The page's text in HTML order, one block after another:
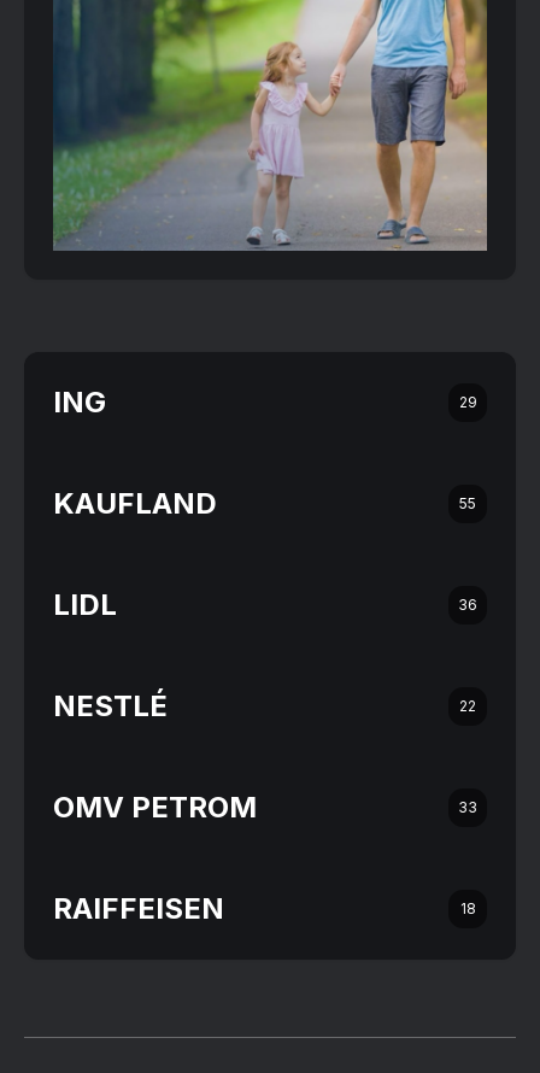
ING 29
KAUFLAND 55
LIDL 36
NESTLÉ 22
OMV PETROM 33
RAIFFEISEN 18